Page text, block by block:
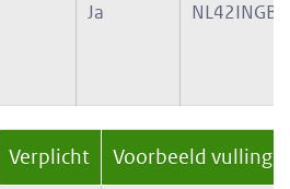
Ja
Verplicht Voorbeeld vulling